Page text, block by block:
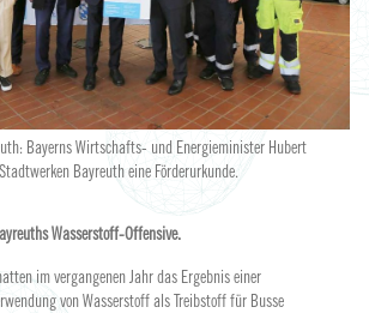
Bayerns Wirtschafts- und Energieminister Hubert
Bayreuth eine Förderurkunde.
Wasserstoff-Offensive.
im vergangenen Jahr das Ergebnis einer
von Wasserstoff als Treibstoff für Busse